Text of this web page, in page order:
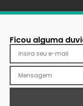
Ficou alguma